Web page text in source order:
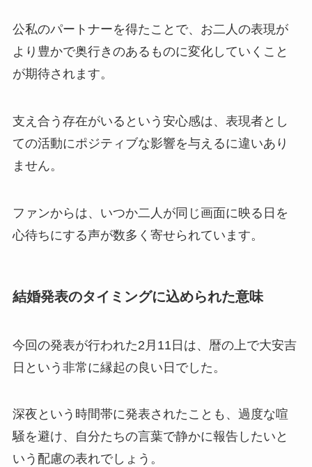
公私のパートナーを得たことで、お二人の表現が
より豊かで奥行きのあるものに変化していくこと
が期待されます。
支え合う存在がいるという安心感は、表現者とし
ての活動にポジティブな影響を与えるに違いあり
ません。
ファンからは、いつか二人が同じ画面に映る日を
心待ちにする声が数多く寄せられています。
結婚発表のタイミングに込められた意味
今回の発表が行われた2月11日は、暦の上で大安吉
日という非常に縁起の良い日でした。
深夜という時間帯に発表されたことも、過度な喧
騒を避け、自分たちの言葉で静かに報告したいと
いう配慮の表れでしょう。